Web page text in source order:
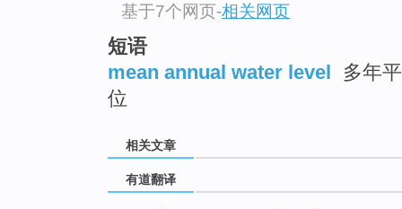
基于7个网页-相关网页
短语
mean annual water level
多年
位
相关文章
有道翻译